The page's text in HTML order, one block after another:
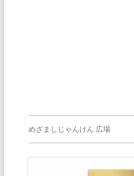
メ
めざましじゃんけん 広場